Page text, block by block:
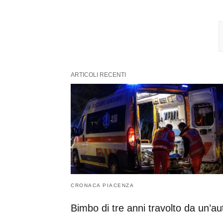
ARTICOLI RECENTI
CRONACA PIACENZA
Bimbo di tre anni travolto da